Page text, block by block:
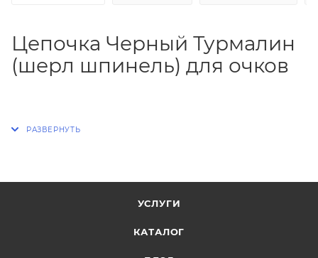
Цепочка Черный Турмалин
(шерл шпинель) для очков
УСЛУГИ
КАТАЛОГ